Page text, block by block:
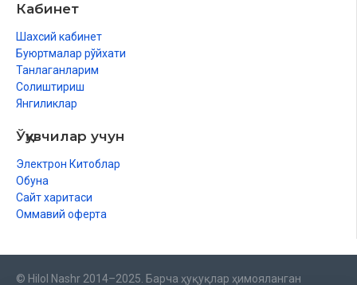
Кабинет
Шахсий кабинет
Буюртмалар рўйхати
Танлаганларим
Солиштириш
Янгиликлар
Ўқувчилар учун
Электрон Китоблар
Обуна
Сайт харитаси
Оммавий оферта
© Hilol Nashr 2014–2025. Барча ҳуқуқлар ҳимояланган